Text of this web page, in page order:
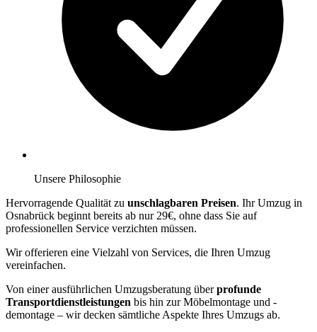
Unsere Philosophie
Hervorragende Qualität zu unschlagbaren Preisen. Ihr Umzug in
Osnabrück beginnt bereits ab nur 29€, ohne dass Sie auf
professionellen Service verzichten müssen.
Wir offerieren eine Vielzahl von Services, die Ihren Umzug
vereinfachen.
Von einer ausführlichen Umzugsberatung überprofunde
Transportdienstleistungen bis hin zur Möbelmontage und -
demontage – wir decken sämtliche Aspekte Ihres Umzugs ab.